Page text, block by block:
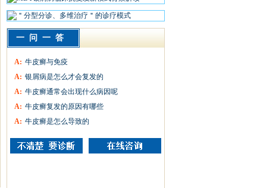
一问一答
A: 牛皮癣与免疫
A: 银屑病是怎么才会复发的
A: 牛皮癣通常会出现什么病因呢
A: 牛皮癣复发的原因有哪些
A: 牛皮癣是怎么导致的